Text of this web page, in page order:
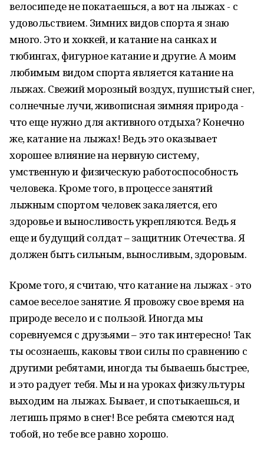
велосипеде не покатаешься, а вот на лыжах - с
удовольствием. Зимних видов спорта я знаю
много. Это и хоккей, и катание на санках и
тюбингах, фигурное катание и другие. А моим
любимым видом спорта является катание на
лыжах. Свежий морозный воздух, пушистый снег,
солнечные лучи, живописная зимняя природа -
что еще нужно для активного отдыха? Конечно
же, катание на лыжах! Ведь это оказывает
хорошее влияние на нервную систему,
умственную и физическую работоспособность
человека. Кроме того, в процессе занятий
лыжным спортом человек закаляется, его
здоровье и выносливость укрепляются. Ведь я
еще и будущий солдат – защитник Отечества. Я
должен быть сильным, выносливым, здоровым.
Кроме того, я считаю, что катание на лыжах - это
самое веселое занятие. Я провожу свое время на
природе весело и с пользой. Иногда мы
соревнуемся с друзьями – это так интересно! Так
ты осознаешь, каковы твои силы по сравнению с
другими ребятами, иногда ты бываешь быстрее,
и это радует тебя. Мы и на уроках физкультуры
выходим на лыжах. Бывает, и спотыкаешься, и
летишь прямо в снег! Все ребята смеются над
тобой, но тебе все равно хорошо.